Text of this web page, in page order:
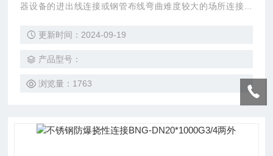
器设备的进出线连接或钢管布线弯曲难度较大的场所连接之
金属软管组成，产适用于可燃性粉尘环境20区、21区、22区
更新时间：2024-09-19
产品型号：
浏览量：1763